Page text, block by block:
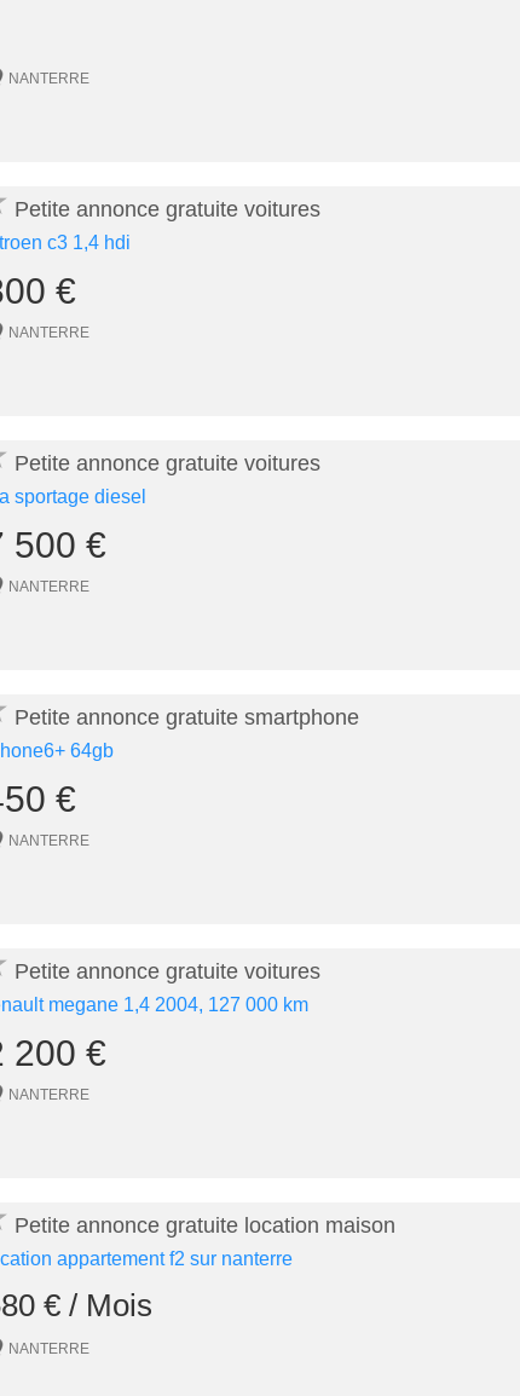
NANTERRE
Petite annonce gratuite voitures
c3 1,4 hdi
€
NANTERRE
Petite annonce gratuite voitures
sportage diesel
500 €
NANTERRE
Petite annonce gratuite smartphone
64gb
€
NANTERRE
Petite annonce gratuite voitures
megane 1,4 2004, 127 000 km
200 €
NANTERRE
Petite annonce gratuite location maison
appartement f2 sur nanterre
€ / Mois
NANTERRE